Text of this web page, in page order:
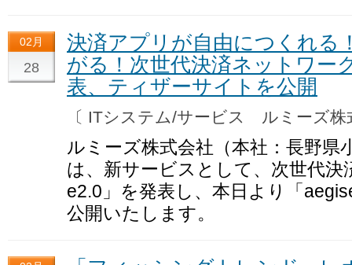
02月
28
決済アプリが自由につくれる
がる！次世代決済ネットワー
表、ティザーサイトを公開
〔 ITシステム/サービス ルミーズ
ルミーズ株式会社（本社：長野
は、新サービスとして、次世代
e2.0」を発表し、本日より「
公開いたします。